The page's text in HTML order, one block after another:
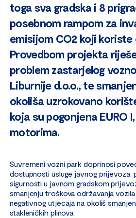
toga sva gradska i 8
posebnom rampom za
emisijom CO2 koji koriste
Provedbom projekta
problem zastarjelog
Liburnije d.o.o., te
okoliša uzrokovano
koja su pogonjena EURO I,
motorima.
Suvremeni vozni park doprinosi
dostupnosti usluge javnog prijevoza,
sigurnosti u javnom gradskom
smanjenju troškova održavanja
negativnog utjecaja na okoliš
stakleničkih plinova.